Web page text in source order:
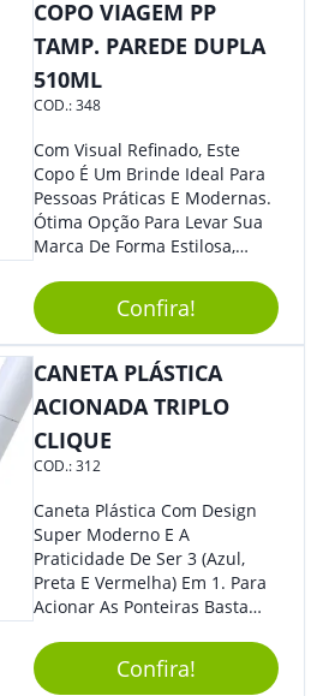
COPO VIAGEM PP
TAMP. PAREDE DUPLA
510ML
COD.:348
Com Visual Refinado, Este
Copo É Um Brinde Ideal Para
Pessoas Práticas E Modernas.
Ótima Opção Para Levar Sua
Marca De Forma Estilosa,
Empresa Em Eventos,
Reuniões Corporativas Ou Até
Mesmo Para Presentear
Colaboradores.
Confira!
CANETA PLÁSTICA
ACIONADA TRIPLO
CLIQUE
COD.:312
Caneta Plástica Com Design
Super Moderno E A
Praticidade De Ser 3 (Azul,
Preta E Vermelha) Em 1. Para
Acionar As Ponteiras Basta
Baixo.
Confira!